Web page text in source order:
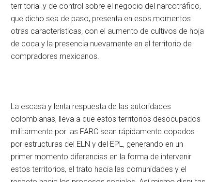
territorial y de control sobre el negocio del narcotráfico,
que dicho sea de paso, presenta en esos momentos
otras características, con el aumento de cultivos de hoja
de coca y la presencia nuevamente en el territorio de
compradores mexicanos.
La escasa y lenta respuesta de las autoridades
colombianas, lleva a que estos territorios desocupados
militarmente por las FARC sean rápidamente copados
por estructuras del ELN y del EPL, generando en un
primer momento diferencias en la forma de intervenir
estos territorios, el trato hacia las comunidades y el